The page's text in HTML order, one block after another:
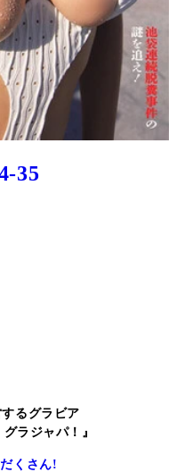
35
るグラビア
ラジャパ！』
くさん!